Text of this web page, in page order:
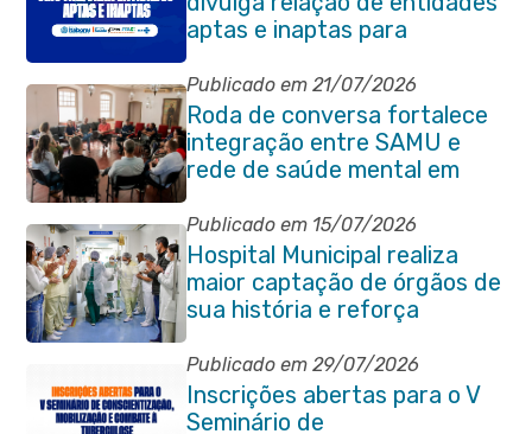
aptas e inaptas para
processo eleitoral do
quadriênio 2026-2030
Publicado em 21/07/2026
Roda de conversa fortalece
integração entre SAMU e
rede de saúde mental em
Itaboraí
Publicado em 15/07/2026
Hospital Municipal realiza
maior captação de órgãos de
sua história e reforça
compromisso com a vida
Publicado em 29/07/2026
Inscrições abertas para o V
Seminário de